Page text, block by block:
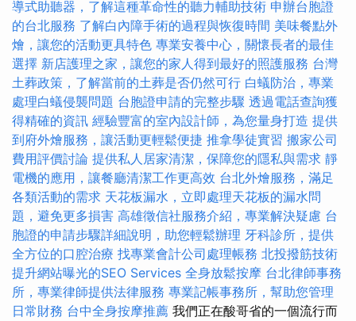
導式助聽器，了解這種革命性的聽力輔助技術 申辦台胞證
的台北服務 了解白內障手術的過程與恢復時間 美味餐點外
燴，讓您的活動更具特色 專業安養中心，關懷長者的最佳
選擇 新店護理之家，讓您的家人得到最好的照護服務 台灣
土葬政策，了解當前的土葬是否仍然可行 白蟻防治，專業
處理白蟻侵襲問題 台胞證申請的完整步驟 透過電話查詢獲
得精確的資訊 經驗豐富的室內設計師，為您量身打造 提供
到府外燴服務，讓活動更輕鬆便捷 推拿學徒實習 搬家公司
費用評價討論 提供私人居家清潔，保障您的隱私與需求 靜
電機的應用，讓餐廳清潔工作更高效 台北外燴服務，滿足
各類活動的需求 天花板漏水，立即處理天花板的漏水問
題，避免更多損害 高雄徵信社服務介紹，專業解決疑慮 台
胞證的申請步驟詳細說明，助您輕鬆辦理 牙科診所，提供
全方位的口腔治療 找專業會計公司處理帳務 北投撥筋技術
提升網站曝光的SEO Services 全身放鬆按摩 台北律師事務
所，專業律師提供法律服務 專業記帳事務所，幫助您管理
日常財務 台中全身按摩推薦 我們正在酸哥省的一個流行而